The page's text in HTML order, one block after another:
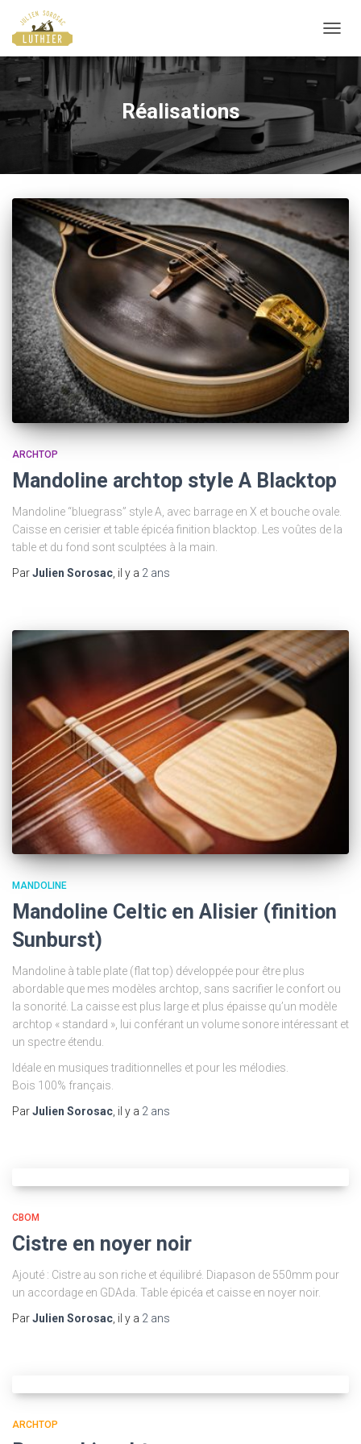
Réalisations
ARCHTOP
Mandoline archtop style A Blacktop
Mandoline “bluegrass” style A, avec barrage en X et bouche ovale.
Caisse en cerisier et table épicéa finition blacktop. Les voûtes de la
table et du fond sont sculptées à la main.
ParJulien Sorosac , il y a 2 ans
MANDOLINE
Mandoline Celtic en Alisier (finition
Sunburst)
Mandoline à table plate (flat top) développée pour être plus
abordable que mes modèles archtop, sans sacrifier le confort ou
la sonorité. La caisse est plus large et plus épaisse qu’un modèle
archtop « standard », lui conférant un volume sonore intéressant et
un spectre étendu.
Idéale en musiques traditionnelles et pour les mélodies.
Bois 100% français.
ParJulien Sorosac, il y a 2 ans
CBOM
Cistre en noyer noir
Ajouté : Cistre au son riche et équilibré. Diapason de 550mm pour
un accordage en GDAda. Table épicéa et caisse en noyer noir.
ParJulien Sorosac, il y a 2 ans
ARCHTOP